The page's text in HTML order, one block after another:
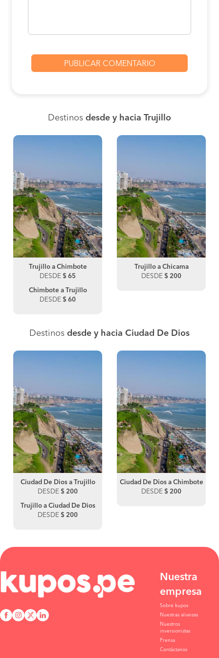
Destinos desde y hacia Trujillo
Trujillo a Chimbote
DESDE $ 65
Chimbote a Trujillo
DESDE $ 60
Trujillo a Chicama
DESDE $ 200
Destinos desde y hacia Ciudad De Dios
Ciudad De Dios a Trujillo
DESDE $ 200
Trujillo a Ciudad De Dios
DESDE $ 200
Ciudad De Dios a Chimbote
DESDE $ 200
Nuestra
empresa
Sobre kupos
Nuestras alianzas
Nuestros
inversionistas
Prensa
Contáctanos